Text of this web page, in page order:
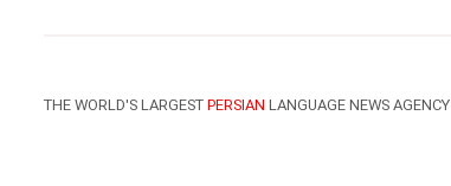
THE WORLD'S LARGESTPERSIAN LANGUAGE NEWS AGENCY